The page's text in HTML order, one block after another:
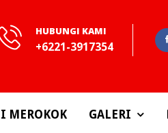
HUBUNGI KAMI
+6221-3917354
MEROKOK GALERI